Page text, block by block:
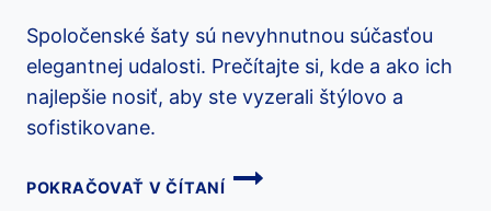
Spoločenské šaty sú nevyhnutnou súčasťou
elegantnej udalosti. Prečítajte si, kde a ako ich
najlepšie nosiť, aby ste vyzerali štýlovo a
sofistikovane.
POKRAČOVAŤ V ČÍTANÍ
SPOLOČENSKÉ
ŠATY: